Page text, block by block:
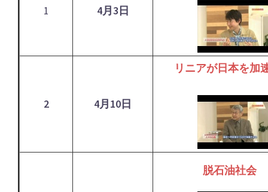
1 4月3日
2 4月10日
リニアが日本を加
脱石油社会